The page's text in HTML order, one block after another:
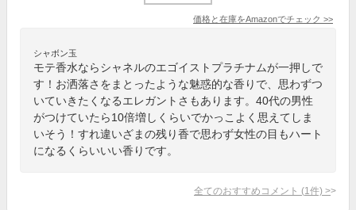
価格と在庫をAmazonでチェック >>
シャボン玉
モテ香水ならシャネルのエゴイストプラチナムが一押しで
す！お洒落さをまとったような魅惑的な香りで、思わずつ
いていきたくなるエレガントさもあります。40代の男性
がつけていたら10倍増しくらいでかっこよく思えてしま
いそう！すれ違いざまの残り香で思わず女性の目もハート
になるくらいいい香りです。
全てのおすすめコメント (1 件) >